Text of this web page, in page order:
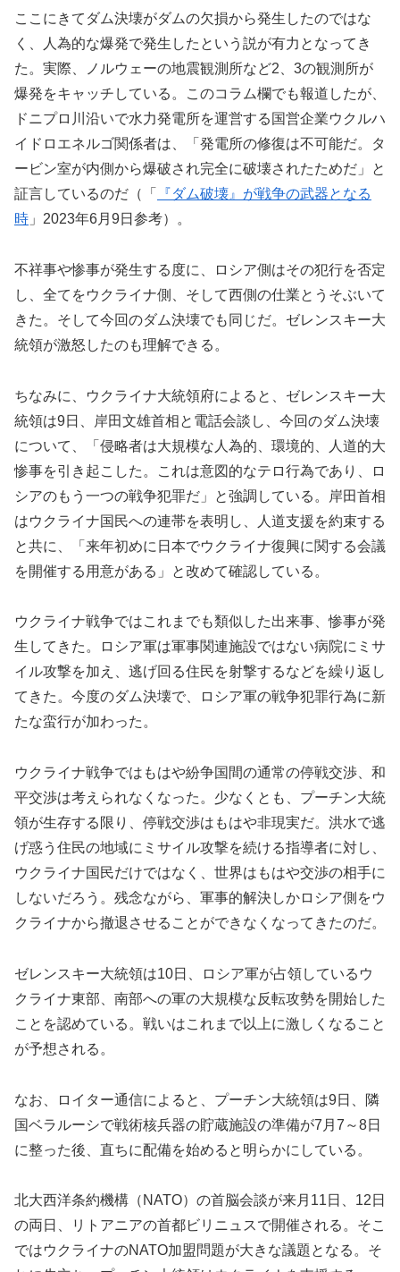
ここにきてダム決壊がダムの欠損から発生したのではな
く、人為的な爆発で発生したという説が有力となってき
た。実際、ノルウェーの地震観測所など2、3の観測所が
爆発をキャッチしている。このコラム欄でも報道したが、
ドニプロ川沿いで水力発電所を運営する国営企業ウクルハ
イドロエネルゴ関係者は、「発電所の修復は不可能だ。タ
ービン室が内側から爆破され完全に破壊されたためだ」と
証言しているのだ（「
『ダム破壊』が戦争の武器となる
時 」2023年6月9日参考）。
不祥事や惨事が発生する度に、ロシア側はその犯行を否定
し、全てをウクライナ側、そして西側の仕業とうそぶいて
きた。そして今回のダム決壊でも同じだ。ゼレンスキー大
統領が激怒したのも理解できる。
ちなみに、ウクライナ大統領府によると、ゼレンスキー大
統領は9日、岸田文雄首相と電話会談し、今回のダム決壊
について、「侵略者は大規模な人為的、環境的、人道的大
惨事を引き起こした。これは意図的なテロ行為であり、ロ
シアのもう一つの戦争犯罪だ」と強調している。岸田首相
はウクライナ国民への連帯を表明し、人道支援を約束する
と共に、「来年初めに日本でウクライナ復興に関する会議
を開催する用意がある」と改めて確認している。
ウクライナ戦争ではこれまでも類似した出来事、惨事が発
生してきた。ロシア軍は軍事関連施設ではない病院にミサ
イル攻撃を加え、逃げ回る住民を射撃するなどを繰り返し
てきた。今度のダム決壊で、ロシア軍の戦争犯罪行為に新
たな蛮行が加わった。
ウクライナ戦争ではもはや紛争国間の通常の停戦交渉、和
平交渉は考えられなくなった。少なくとも、プーチン大統
領が生存する限り、停戦交渉はもはや非現実だ。洪水で逃
げ惑う住民の地域にミサイル攻撃を続ける指導者に対し、
ウクライナ国民だけではなく、世界はもはや交渉の相手に
しないだろう。残念ながら、軍事的解決しかロシア側をウ
クライナから撤退させることができなくなってきたのだ。
ゼレンスキー大統領は10日、ロシア軍が占領しているウ
クライナ東部、南部への軍の大規模な反転攻勢を開始した
ことを認めている。戦いはこれまで以上に激しくなること
が予想される。
なお、ロイター通信によると、プーチン大統領は9日、隣
国ベラルーシで戦術核兵器の貯蔵施設の準備が7月7～8日
に整った後、直ちに配備を始めると明らかにしている。
北大西洋条約機構（NATO）の首脳会談が来月11日、12日
の両日、リトアニアの首都ビリニュスで開催される。そこ
ではウクライナのNATO加盟問題が大きな議題となる。そ